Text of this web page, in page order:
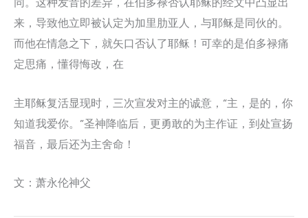
同。这种发音的差异，在伯多禄否认耶稣的经文中凸显出
来，导致他立即被认定为加里肋亚人，与耶稣是同伙的。
而他在情急之下，就矢口否认了耶稣！可幸的是伯多禄痛
定思痛，懂得悔改，在
主耶稣复活显现时，三次宣发对主的诚意，“主，是的，你
知道我爱你。”圣神降临后，更勇敢的为主作证，到处宣扬
福音，最后还为主舍命！
文：萧永伦神父